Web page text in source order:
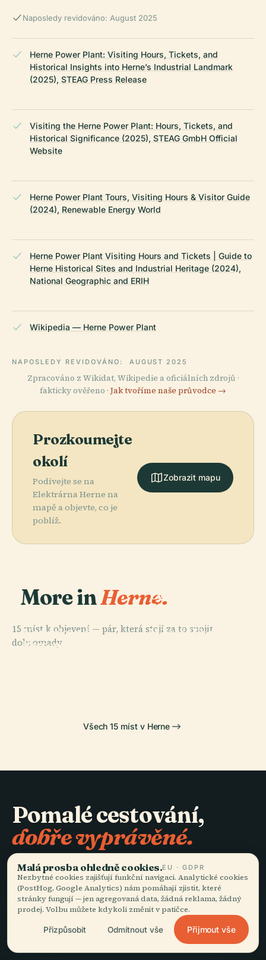
Naposledy revidováno: August 2025
Herne Power Plant: Visiting Hours, Tickets, and
Historical Insights into Herne’s Industrial Landmark
(2025), STEAG Press Release
Visiting the Herne Power Plant: Hours, Tickets, and
Historical Significance (2025), STEAG GmbH Official
Website
Herne Power Plant Tours, Visiting Hours & Visitor Guide
(2024), Renewable Energy World
Herne Power Plant Visiting Hours and Tickets | Guide to
Herne Historical Sites and Industrial Heritage (2024),
National Geographic and ERIH
Wikipedia — Herne Power Plant
NAPOSLEDY REVIDOVÁNO: AUGUST 2025
Zpracováno z Wikidat, Wikipedie a oficiálních zdrojů ·
fakticky ověřeno · Jak tvoříme naše průvodce →
Prozkoumejte
okolí
Podívejte se na
Elektrárna Herne na
mapě a objevte, co je
poblíž.
Zobrazit mapu
More inHerne.
15 míst k objevení — pár, která stojí za to spojit
dohromady.
Naturkunde-
Museum
Lwl-Museum
Für
Westfälisches
PLACE
Všech 15 míst v Herne
Pomalé cestování,
dobře vyprávěné.
ZŮSTAŇTE VE SMYČCE
Přidat se
Malá prosba ohledně cookies.EU · GDPR
Nezbytné cookies zajišťují funkční navigaci. Analytické cookies
(PostHog, Google Analytics) nám pomáhají zjistit, které
stránky fungují — jen agregovaná data, žádná reklama, žádný
prodej. Volbu můžete kdykoli změnit v patičce.
Přizpůsobit Odmítnout vše Přijmout vše